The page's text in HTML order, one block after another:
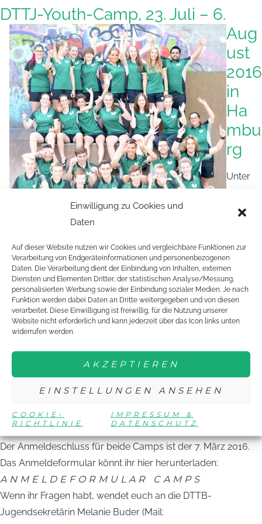
Einwilligung zu Cookies und
Daten
Auf dieser Website nutzen wir Cookies und vergleichbare Funktionen zur
Verarbeitung von Endgeräteinformationen und personenbezogenen
Daten. Die Verarbeitung dient der Einbindung von Inhalten, externen
Diensten und Elementen Dritter, der statistischen Analyse/Messung,
personalisierten Werbung sowie der Einbindung sozialer Medien. Je nach
Funktion werden dabei Daten an Dritte weitergegeben und von diesen
verarbeitet. Diese Einwilligung ist freiwillig, für die Nutzung unserer
Website nicht erforderlich und kann jederzeit über das Icon links unten
widerrufen werden.
AKZEPTIEREN
EINSTELLUNGEN ANSEHEN
COOKIE-
RICHTLINIE
IMPRESSUM &
DATENSCHUTZ
DTTJ-Youth-Camp, 23. Juli – 6.
Aug
ust
2016
in
Ha
mbu
rg
Unter
Anleitun
Trainer spielt ihr mindestens einmal am Tag Tischtennis.
Training ist aber nicht alles. Beim Camp trefft ihr auf
Jugendliche aus unterschiedlichen Kulturen. Gemeinsam
lernt ihr die schönsten Ecken Hamburgs kennen, lasst euch
vom Museum „Dialog im Dunkeln“ faszinieren und werdet ein
Herausforderungen und gestaltet abwechslungsreiche
Abende.
Die Teilnahmebedingungen könnt ihr euch in
ansehen.
Der Anmeldeschluss für beide Camps ist der 7. März 2016.
Das Anmeldeformular könnt ihr hier herunterladen:
ANM ELDEFORMULAR CAMPS
Wenn ihr Fragen habt, wendet euch an die DTTB-
Jugendsekretärin Melanie Buder (Mail: